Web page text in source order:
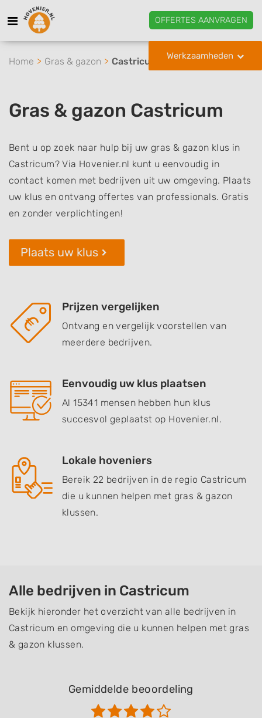
OFFERTES AANVRAGEN
Werkzaamheden
Home Gras & gazon Castricum
Gras & gazon Castricum
Bent u op zoek naar hulp bij uw gras & gazon klus in
Castricum? Via Hovenier.nl kunt u eenvoudig in
contact komen met bedrijven uit uw omgeving. Plaats
uw klus en ontvang offertes van professionals. Gratis
en zonder verplichtingen!
Plaats uw klus
Prijzen vergelijken
Ontvang en vergelijk voorstellen van
meerdere bedrijven.
Eenvoudig uw klus plaatsen
Al 15341 mensen hebben hun klus
succesvol geplaatst op Hovenier.nl.
Lokale hoveniers
Bereik 22 bedrijven in de regio Castricum
die u kunnen helpen met gras & gazon
klussen.
Alle bedrijven in Castricum
Bekijk hieronder het overzicht van alle bedrijven in
Castricum en omgeving die u kunnen helpen met gras
& gazon klussen.
Gemiddelde beoordeling